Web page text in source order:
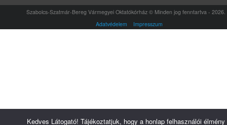
Szabolcs-Szatmár-Bereg Vármegyei Oktatókórház © Minden jog fenntartva - 2026.
Adatvédelem
Impresszum
Kedves Látogató! Tájékoztatjuk, hogy a honlap felhasználói élmény